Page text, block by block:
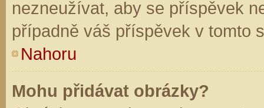
nezneužívat, aby se příspěvek
případně váš příspěvek v tomto
Nahoru
Mohu přidávat obrázky?